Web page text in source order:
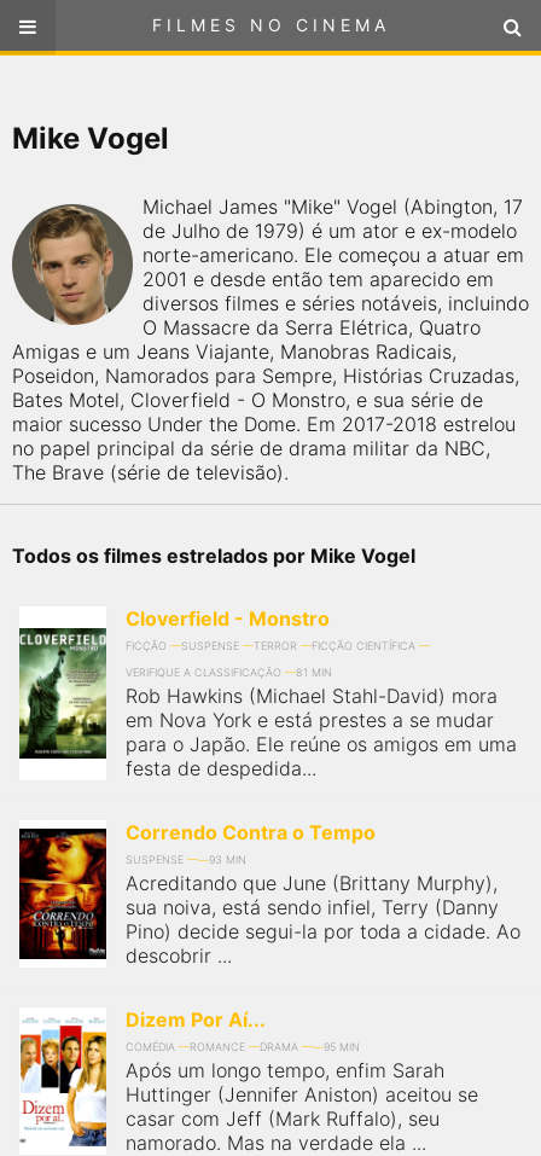
FILMES NO CINEMA
ou
Mike Vogel
Michael James "Mike" Vogel (Abington, 17
de Julho de 1979) é um ator e ex-modelo
norte-americano. Ele começou a atuar em
2001 e desde então tem aparecido em
diversos filmes e séries notáveis, incluindo
O Massacre da Serra Elétrica, Quatro
Amigas e um Jeans Viajante, Manobras Radicais,
Poseidon, Namorados para Sempre, Histórias Cruzadas,
Bates Motel, Cloverfield - O Monstro, e sua série de
maior sucesso Under the Dome. Em 2017-2018 estrelou
no papel principal da série de drama militar da NBC,
The Brave (série de televisão).
Todos os filmes estrelados por Mike Vogel
Cloverfield - Monstro
FICÇÃO SUSPENSE TERROR
FICÇÃO CIENTÍFICA
VERIFIQUE A CLASSIFICAÇÃO
81 MIN
Rob Hawkins (Michael Stahl-David) mora
em Nova York e está prestes a se mudar
para o Japão. Ele reúne os amigos em uma
festa de despedida...
Correndo Contra o Tempo
SUSPENSE 93 MIN
Acreditando que June (Brittany Murphy),
sua noiva, está sendo infiel, Terry (Danny
Pino) decide segui-la por toda a cidade. Ao
descobrir ...
Dizem Por Aí...
COMÉDIA ROMANCE DRAMA 95 MIN
Após um longo tempo, enfim Sarah
Huttinger (Jennifer Aniston) aceitou se
casar com Jeff (Mark Ruffalo), seu
namorado. Mas na verdade ela ...
FILMES NO CINEMA
FILMES EM CARTAZ
PRÓXIMOS LANÇAMENTOS
GÊNEROS
NOTÍCIAS
PÁGINA INICIAL
FilmesNoCinema.com.br é o maior localizador de filmes e
sessões de cinema no Brasil. Através dele, você pode
qualquer cidade em território brasileiro. Você pode também
acessar informações sobre cinemas, horários, assistir aos